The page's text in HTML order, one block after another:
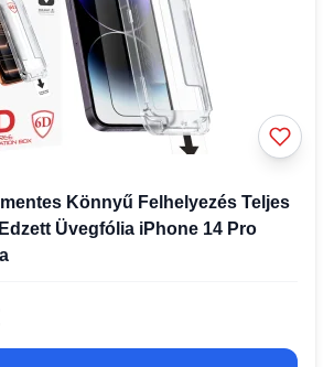
Könnyű Felhelyezés Teljes
Üvegfólia iPhone 14 Pro